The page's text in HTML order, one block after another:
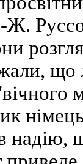
Руссо
що
надію,